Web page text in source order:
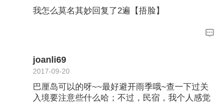
我怎么莫名其妙回复了2遍【捂脸】
joanli69
2017-09-20
巴厘岛可以的呀~~最好避开雨季哦~查一下过关
入境要注意些什么哈；不过，民宿，我个人感觉